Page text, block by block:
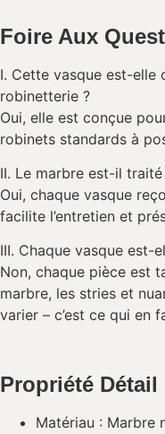
Foire Aux
I. Cette vasque est-
robinetterie ?
Oui, elle est conçue
robinets standards à
II. Le marbre est-il
Oui, chaque vasque
facilite l’entretien et
III. Chaque vasque est-
Non, chaque pièce est
marbre, les stries et
varier – c’est ce qui en
Propriété Détail
Matériau : Marbre